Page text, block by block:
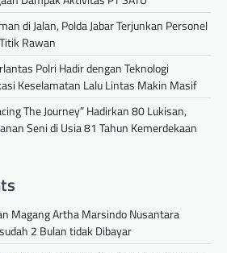
di Jalan, Polda Jabar Terjunkan Personel
Rawan
Polri Hadir dengan Teknologi
Keselamatan Lalu Lintas Makin Masif
The Journey” Hadirkan 80 Lukisan,
Seni di Usia 81 Tahun Kemerdekaan
Magang Artha Marsindo Nusantara
2 Bulan tidak Dibayar